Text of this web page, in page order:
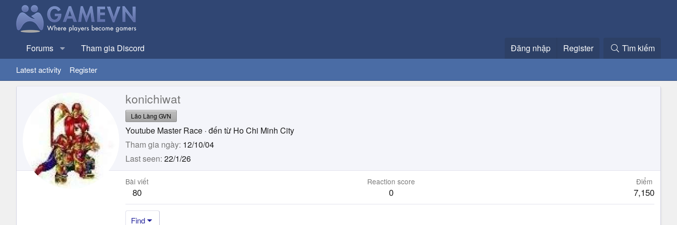
Forums Tham gia Discord Đăng nhập Register Tìm kiếm
Latest activity Register
konichiwat
Lão Làng GVN
Youtube Master Race · đến từ Ho Chi Minh City
Tham gia ngày 12/10/04
Last seen 22/1/26
Bài viết
80
Reaction score
0
Điểm
7,150
Find